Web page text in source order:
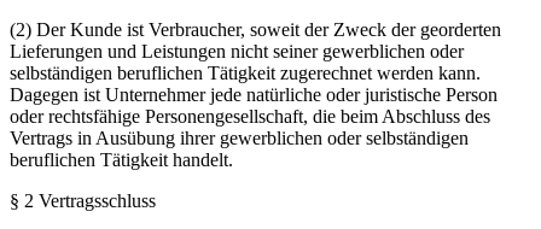
(2) Der Kunde ist Verbraucher, soweit der Zweck der georderten
Lieferungen und Leistungen nicht seiner gewerblichen oder
selbständigen beruflichen Tätigkeit zugerechnet werden kann.
Dagegen ist Unternehmer jede natürliche oder juristische Person
oder rechtsfähige Personengesellschaft, die beim Abschluss des
Vertrags in Ausübung ihrer gewerblichen oder selbständigen
beruflichen Tätigkeit handelt.
§ 2 Vertragsschluss